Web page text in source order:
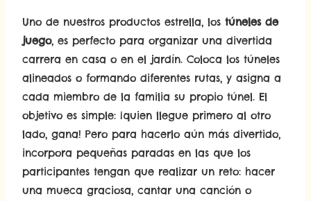
Uno de nuestros productos estrella, lostúneles de
juego, es perfecto para organizar una divertida
carrera en casa o en el jardín. Coloca los túneles
alineados o formando diferentes rutas, y asigna a
cada miembro de la familia su propio túnel. El
objetivo es simple: ¡quien llegue primero al otro
lado, gana! Pero para hacerlo aún más divertido,
incorpora pequeñas paradas en las que los
participantes tengan que realizar un reto: hacer
una mueca graciosa, cantar una canción o